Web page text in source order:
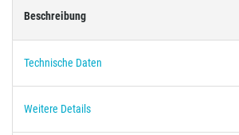
Beschreibung
Technische Daten
Weitere Details